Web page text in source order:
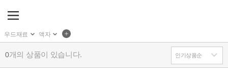
우드재료 액자
0개의 상품이 있습니다.